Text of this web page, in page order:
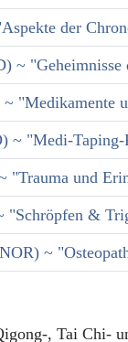
der
~ "Geheimnisse
"Medikamente
~ "Medi-
"Trauma und
"Schröpfen &
~
, Tai Chi-